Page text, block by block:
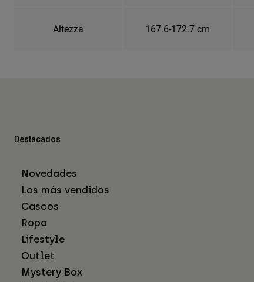
Altezza 167.6-172.7 cm
Destacados
Novedades
Los más vendidos
Cascos
Ropa
Lifestyle
Outlet
Mystery Box